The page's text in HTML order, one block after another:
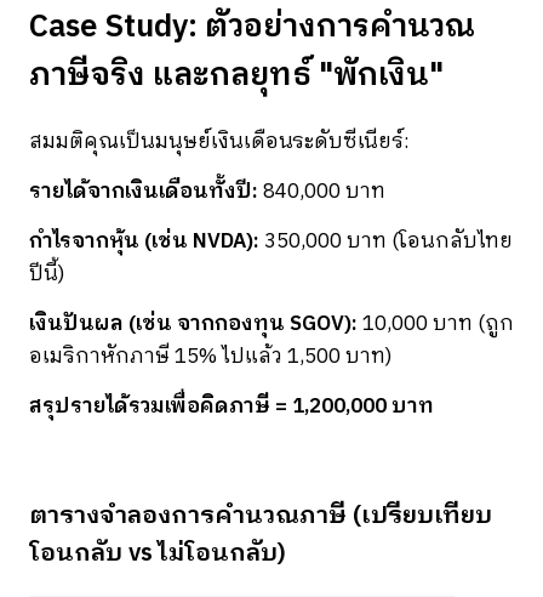
Case Study: ตัวอย่างการคำนวณ
ภาษีจริง และกลยุทธ์ "พักเงิน"
สมมติคุณเป็นมนุษย์เงินเดือนระดับซีเนียร์:
รายได้จากเงินเดือนทั้งปี:840,000 บาท
กำไรจากหุ้น (เช่น NVDA): 350,000 บาท (โอนกลับไทย
ปีนี้)
เงินปันผล (เช่น จากกองทุน SGOV):10,000 บาท (ถูก
อเมริกาหักภาษี 15% ไปแล้ว 1,500 บาท)
สรุปรายได้รวมเพื่อคิดภาษี = 1,200,000 บาท
ตารางจำลองการคำนวณภาษี (เปรียบเทียบ
โอนกลับ vs ไม่โอนกลับ)